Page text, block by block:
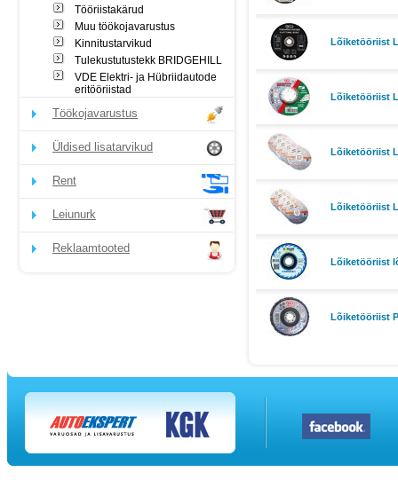
Tööriistakärud
Muu töökojavarustus
Kinnitustarvikud
Tulekustutustekk BRIDGEHILL
VDE Elektri- ja Hübriidautode
eritööriistad
Töökojavarustus
Üldised lisatarvikud
Rent
Leiunurk
Reklaamtooted
Lõiketööriist
Lõiketööriist
Lõiketööriist
Lõiketööriist
Lõiketööriist
Lõiketööriist